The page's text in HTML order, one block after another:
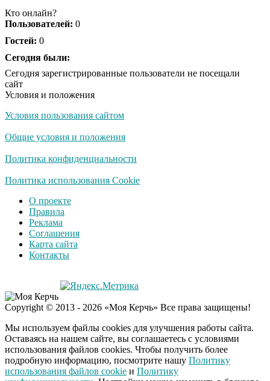
Ржу не переставая, это
не раз
Скрытая камера на
люди вытворяют, когда
Ролик длится
смеяться вы будете
Королева вагона
отожгла! Видео не
оставит равнодушным
Борисовой душил ее
из-за макарон
Кто онлайн?
Пользователей: 0
Гостей: 0
Сегодня были:
Сегодня зарегистрированные пользователи не посещали
сайт
Условия и положения
Условия пользования сайтом
Общие условия и положения
Политика конфиденциальности
Политика использования Cookie
О проекте
Правила
Реклама
Соглашения
Карта сайта
Контакты
Copyright © 2013 - 2026 «Моя Керчь» Все права защищены!
Мы используем файлы cookies для улучшения работы сайта.
Оставаясь на нашем сайте, вы соглашаетесь с условиями
использования файлов cookies. Чтобы получить более
подробную информацию, посмотрите нашу Политику
использования файлов cookie и Политику